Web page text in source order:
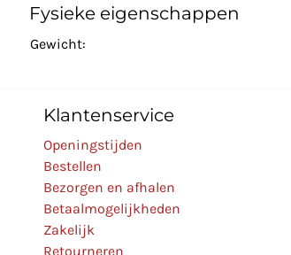
Fysieke eigenschappen
Gewicht:
Klantenservice
Openingstijden
Bestellen
Bezorgen en afhalen
Betaalmogelijkheden
Zakelijk
Retourneren